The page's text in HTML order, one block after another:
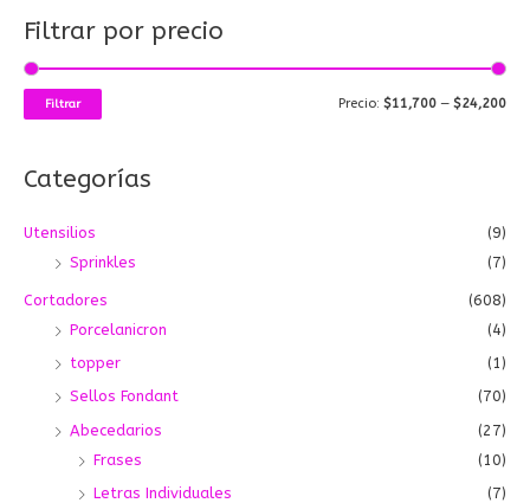
c
a
r
p
r
Filtrar por precio
ii
Filtrar Precio: $11,700 — $24,200
Categorías
Utensilios
(9)
Sprinkles
(7)
Cortadores
(608)
Porcelanicron
(4)
topper
(1)
Sellos Fondant
(70)
Abecedarios
(27)
Frases
(10)
Letras Individuales
(7)